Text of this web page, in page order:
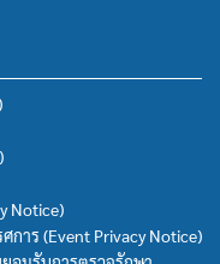
Notice)
การ (Event Privacy Notice)